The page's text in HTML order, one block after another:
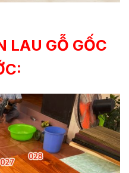
LAU GỖ GỐC